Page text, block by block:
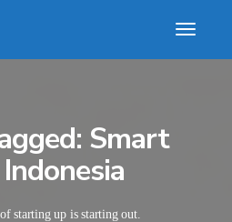
Smart
starting up is starting out.